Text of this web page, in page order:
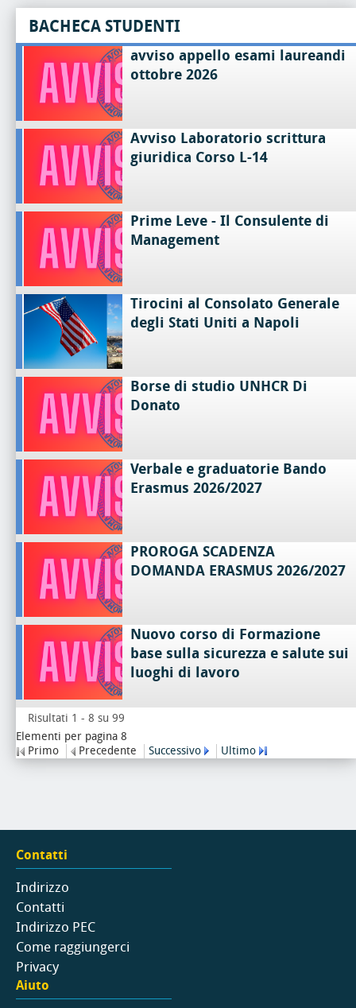
BACHECA STUDENTI
avviso appello esami laureandi
ottobre 2026
Avviso Laboratorio scrittura
giuridica Corso L-14
Prime Leve - Il Consulente di
Management
Tirocini al Consolato Generale
degli Stati Uniti a Napoli
Borse di studio UNHCR Di
Donato
Verbale e graduatorie Bando
Erasmus 2026/2027
PROROGA SCADENZA
DOMANDA ERASMUS 2026/2027
Nuovo corso di Formazione
base sulla sicurezza e salute sui
luoghi di lavoro
Risultati 1 - 8 su 99
Elementi per pagina 8
Primo
Precedente Successivo Ultimo
Contatti
Indirizzo
Contatti
Indirizzo PEC
Come raggiungerci
Privacy
Aiuto